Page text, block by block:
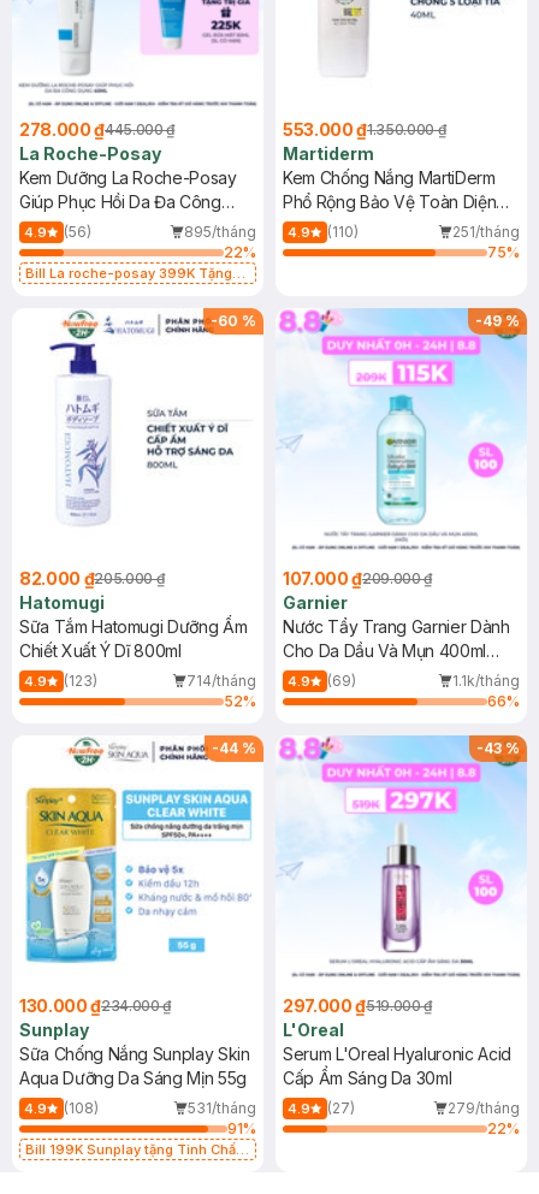
278.000 ₫445.000 ₫
La Roche-Posay
Kem Dưỡng La Roche-Posay
Giúp Phục Hồi Da Đa Công
Dụng 40ml
4.9 (56)
895/tháng
22%
Bill La roche-posay 399K Tặng
(SL có hạn)
553.000 ₫1.350.000 ₫
Martiderm
Kem Chống Nắng MartiDerm
Phổ Rộng Bảo Vệ Toàn Diện
40ml
4.9 (110)
251/tháng
75%
-60 %
82.000 ₫205.000 ₫
Hatomugi
Sữa Tắm Hatomugi Dưỡng Ẩm
Chiết Xuất Ý Dĩ 800ml
4.9 (123)
714/tháng
52%
-49%
107.000 ₫209.000 ₫
Garnier
Nước Tẩy Trang Garnier Dành
Cho Da Dầu Và Mụn 400ml
(Mới)
4.9 (69)
1.1k/tháng
66%
-44 %
130.000 ₫234.000 ₫
Sunplay
Sữa Chống Nắng Sunplay Skin
Aqua Dưỡng Da Sáng Mịn 55g
4.9 (108)
531/tháng
91%
Bill 199K Sunplay tặng Tinh Chất
-43%
297.000 ₫519.000 ₫
L'Oreal
Serum L'Oreal Hyaluronic Acid
Cấp Ẩm Sáng Da 30ml
4.9 (27)
279/tháng
22%